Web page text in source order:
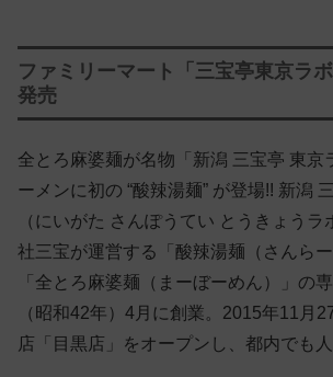
ファミリーマート「三宝亭東京ラ
発売
全とろ麻婆麺が名物「新潟 三宝亭 東京
ーメンに初の “酸辣湯麺” が登場!! 新潟
（にいがた さんぽうてい とうきょうラ
社三宝が運営する「酸辣湯麺（さんら
「全とろ麻婆麺（まーぼーめん）」の
（昭和42年）4月に創業。2015年11月
店「目黒店」をオープンし、都内でも人